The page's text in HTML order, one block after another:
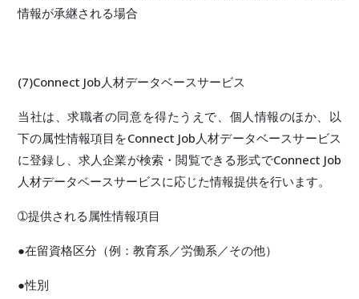
情報が承継される場合
(7)Connect Job人材データベースサービス
当社は、求職者の同意を得たうえで、個人情報のほか、以
下の属性情報項目をConnect Job人材データベースサービス
に登録し、求人企業が検索・閲覧できる形式でConnect Job
人材データベースサービスに応じた情報提供を行います。
➀提供される属性情報項目
●在留資格区分（例：教育系／労働系／その他）
●性別